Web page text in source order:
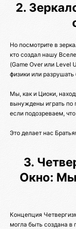
2.
Но посмотрите в
кто создал нашу
(Game Over или Level
физики или
Мы, как и Циоки,
вынуждены играть по
если подозреваем,
Это делает нас
3.
Окно:
Концепция
могла быть создана